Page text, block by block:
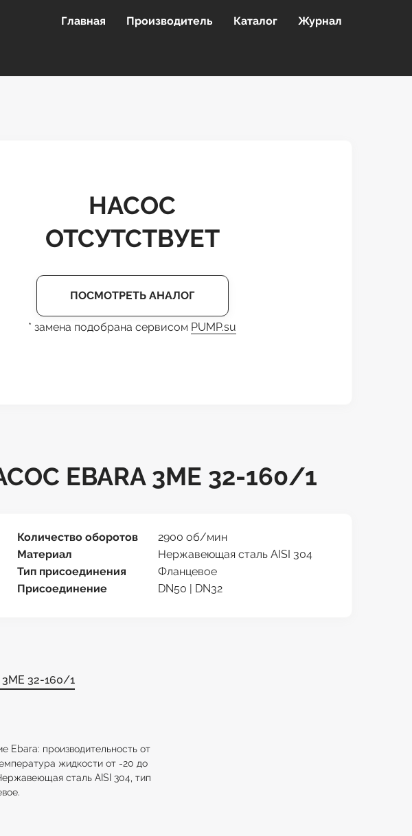
Главная Производитель Каталог Журнал
НАСОС
ОТСУТСТВУЕТ
ПОСМОТРЕТЬ АНАЛОГ
* замена подобрана сервисом PUMP.su
EBARA 3ME 32-160/1
Количество оборотов
2900 об/мин
Материал
Нержавеющая сталь AISI 304
Тип присоединения
Фланцевое
Присоединение
DN50 | DN32
32-160/1
Ebara: производительность от
жидкости от -20 до
сталь AISI 304, тип